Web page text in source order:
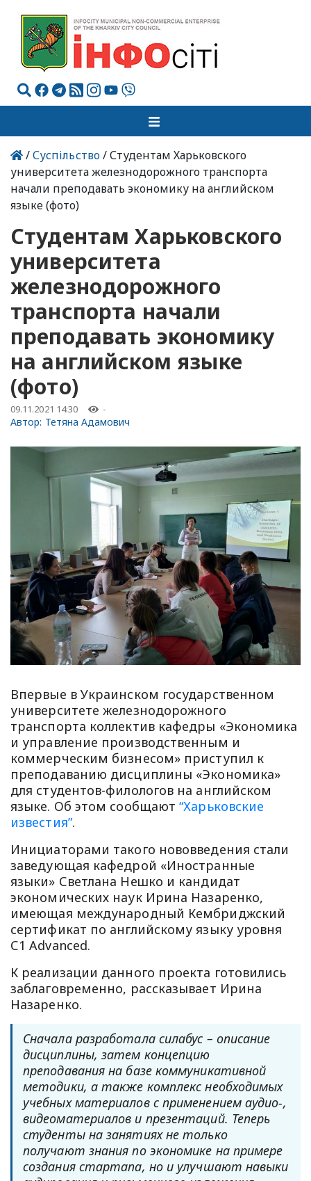
/Суспільство/ Студентам Харьковского
университета железнодорожного транспорта
начали преподавать экономику на английском
языке (фото)
Студентам Харьковского
университета
железнодорожного
транспорта начали
преподавать экономику
на английском языке
(фото)
09.11.2021 14:30 -
Автор: Тетяна Адамович
Впервые в Украинском государственном
университете железнодорожного
транспорта коллектив кафедры «Экономика
и управление производственным и
коммерческим бизнесом» приступил к
преподаванию дисциплины «Экономика»
для студентов-филологов на английском
языке. Об этом сообщают“Харьковские
известия”.
Инициаторами такого нововведения стали
заведующая кафедрой «Иностранные
языки» Светлана Нешко и кандидат
экономических наук Ирина Назаренко,
имеющая международный Кембриджский
сертификат по английскому языку уровня
С1 Advanced.
К реализации данного проекта готовились
заблаговременно, рассказывает Ирина
Назаренко.
Сначала разработала силабус – описание
дисциплины, затем концепцию
преподавания на базе коммуникативной
методики, а также комплекс необходимых
учебных материалов с применением аудио-,
видеоматериалов и презентаций. Теперь
студенты на занятиях не только
получают знания по экономике на примере
создания стартапа, но и улучшают навыки